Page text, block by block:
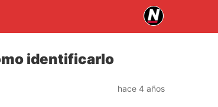
identificarlo
hace 4 años